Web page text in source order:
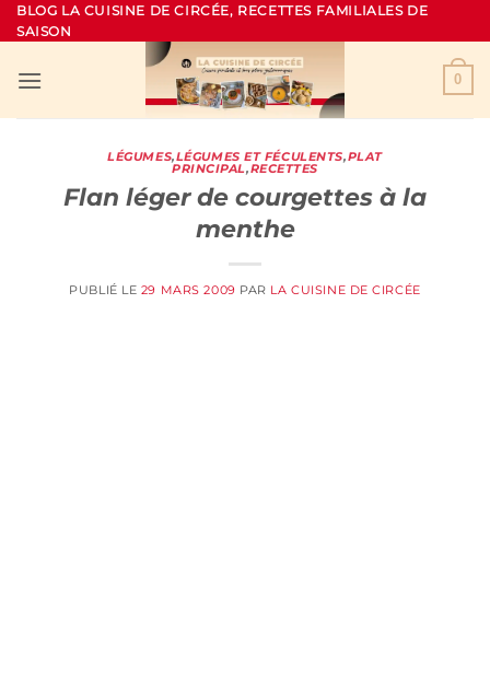
Passer
au
BLOG LA CUISINE DE CIRCÉE, RECETTES FAMILIALES DE
SAISON
0
LÉGUMES,LÉGUMES ET FÉCULENTS,PLAT
PRINCIPAL,RECETTES
Flan léger de courgettes à la
menthe
PUBLIÉ LE 29 MARS 2009 PAR LA CUISINE DE CIRCÉE